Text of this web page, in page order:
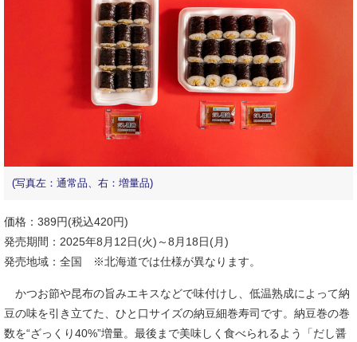
(写真左：通常品、右：増量品)
価格：389円(税込420円)
発売期間：2025年8月12日(火)～8月18日(月)
発売地域：全国 ※北海道では仕様が異なります。
かつお節や昆布の旨みエキスなどで味付けし、低温熟成によって納
豆の味を引き立てた、ひと口サイズの納豆細巻寿司です。納豆巻の巻
数を“ざっくり40%”増量。最後まで美味しく食べられるよう「だし醤